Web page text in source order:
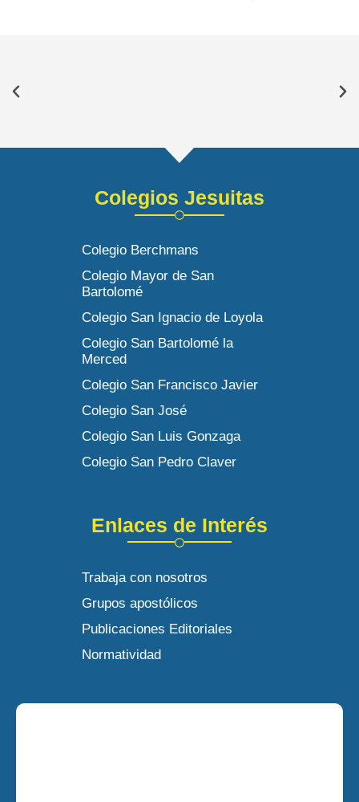
Colegios Jesuitas
Colegio Berchmans
Colegio Mayor de San
Bartolomé
Colegio San Ignacio de Loyola
Colegio San Bartolomé la
Merced
Colegio San Francisco Javier
Colegio San José
Colegio San Luis Gonzaga
Colegio San Pedro Claver
Enlaces de Interés
Trabaja con nosotros
Grupos apostólicos
Publicaciones Editoriales
Normatividad